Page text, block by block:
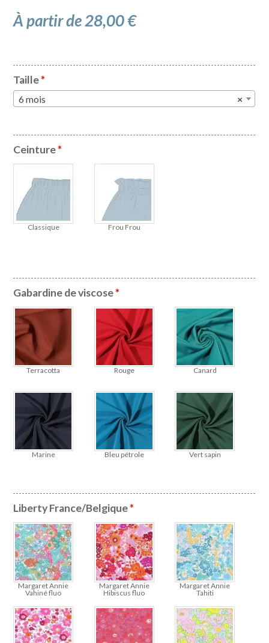
À partir de28,00€
Taille*
×
6 mois
Ceinture*
Classique Frou Frou
Gabardine de viscose*
Terracotta Rouge Canard
Marine Bleu pétrole Vert sapin
Liberty France/Belgique*
Margaret Annie
Vahiné fluo
Margaret Annie
Hibiscus fluo
Margaret Annie
Tahiti